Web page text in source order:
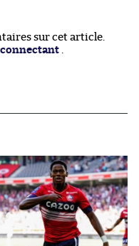
sur cet article.
connectant